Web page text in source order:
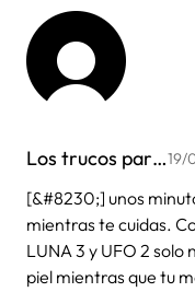
Los trucos par…19/
[&#8230;] unos
mientras te cuidas.
LUNA 3 y UFO 2
piel mientras que tu